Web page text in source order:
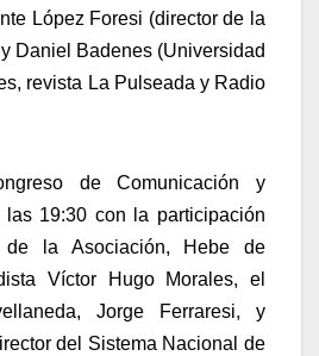
López Foresi (director de la
Daniel Badenes (Universidad
revista La Pulseada y Radio
de Comunicación y
las 19:30 con la participación
la Asociación, Hebe de
Víctor Hugo Morales, el
Jorge Ferraresi, y
del Sistema Nacional de